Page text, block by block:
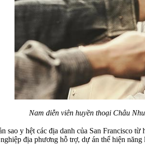
Nam diễn viên huyền thoại Châu
y hệt các địa danh của San Francisco
địa phương hỗ trợ, dự án thể hiện